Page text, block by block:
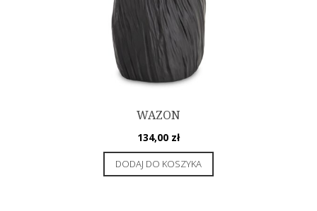
WAZON
134,00 zł
DODAJ DO KOSZYKA